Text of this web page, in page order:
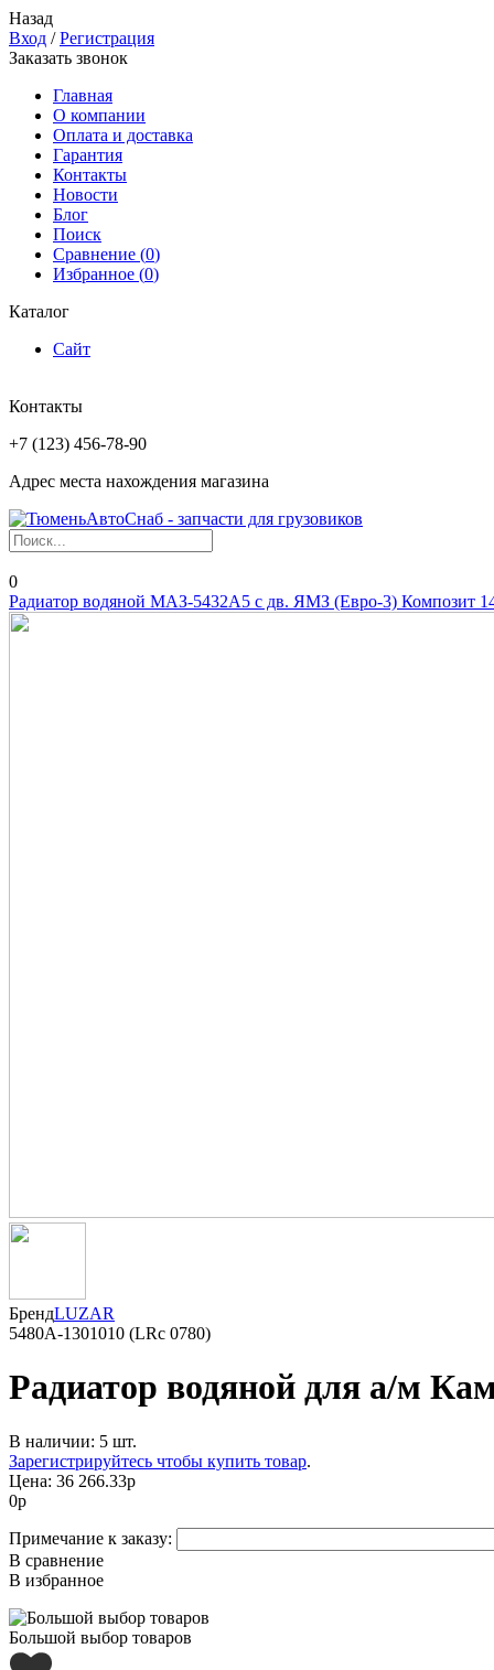
Назад
Вход /Регистрация
Заказать звонок
Главная
О компании
Оплата и доставка
Гарантия
Контакты
Новости
Блог
Поиск
Сравнение (0)
Избранное (0)
Каталог
Сайт
Контакты
+7 (123) 456-78-90
Адрес места нахождения магазина
0
Радиатор водяной МАЗ-5432А5 с дв. ЯМЗ (Евро-3) Композит
БрендLUZAR
5480А-1301010 (LRc 0780)
Радиатор водяной для а/м
В наличии: 5 шт.
Зарегистрируйтесь чтобы купить товар.
Цена: 36 266.33р
0р
Примечание к заказу:
В сравнение
В избранное
Большой выбор товаров